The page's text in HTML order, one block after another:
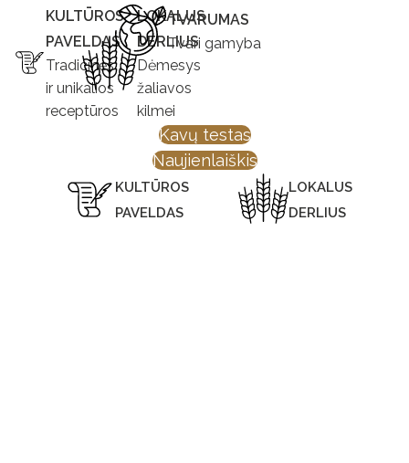
KULTŪROS
PAVELDAS
Tradicinės
ir unikalios
receptūros
LOKALUS
DERLIUS
Dėmesys
žaliavos
kilmei
TVARUMAS
Tvari gamyba
Kavų testas
Naujienlaiškis
KULTŪROS
PAVELDAS
LOKALUS
DERLIUS